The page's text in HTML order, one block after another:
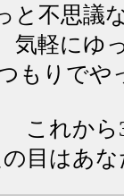
と不思議
気軽にゆ
もりでや
これから
目はあ